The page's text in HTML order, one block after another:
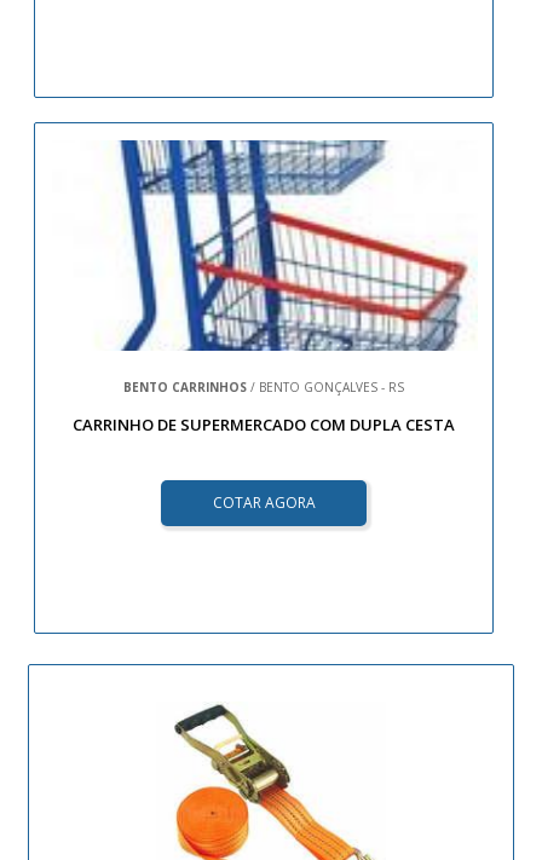
BENTO CARRINHOS / BENTO GONÇALVES - RS
CARRINHO DE SUPERMERCADO COM DUPLA CESTA
COTAR AGORA